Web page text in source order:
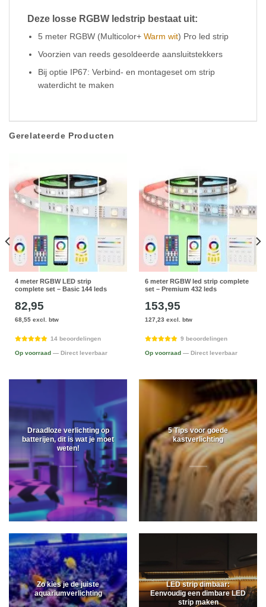
Deze losse RGBW ledstrip bestaat uit:
5 meter RGBW (Multicolor+Warm wit) Pro led strip
Voorzien van reeds gesoldeerde aansluitstekkers
Bij optie IP67: Verbind- en montageset om strip
waterdicht te maken
Gerelateerde Producten
4 meter RGBW LED strip
complete set – Basic 144 leds
82,95
68,55 excl. btw
14 beoordelingen
Op voorraad — Direct leverbaar
6 meter RGBW led strip complete
set – Premium 432 leds
153,95
127,23 excl. btw
9 beoordelingen
Op voorraad — Direct leverbaar
Draadloze verlichting op
batterijen, dit is wat je moet
weten!
5 Tips voor goede
kastverlichting
Zo kies je de juiste
aquariumverlichting
LED strip dimbaar:
Eenvoudig een dimbare LED
strip maken